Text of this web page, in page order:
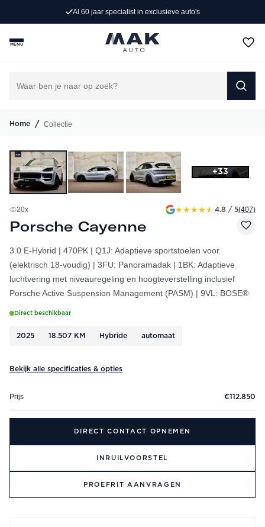
Persoonlijk advies op maat
MENU
Home / Collectie
+33
20x ★★★★★ 4.8 / 5(407)
Porsche Cayenne
3.0 E-Hybrid | 470PK | Q1J: Adaptieve sportstoelen voor
(elektrisch 18-voudig) | 3FU: Panoramadak | 1BK: Adaptieve
luchtvering met niveauregeling en hoogteverstelling inclusief
Porsche Active Suspension Management (PASM) | 9VL: BOSE®
Direct beschikbaar
2025 18.507 KM Hybride automaat
Bekijk alle specificaties & opties
Prijs €112.850
DIRECT CONTACT OPNEMEN
INRUILVOORSTEL
PROEFRIT AANVRAGEN